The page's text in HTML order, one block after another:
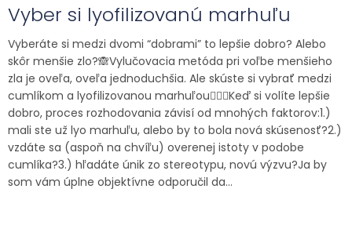
Vyber si lyofilizovanú marhuľu
Vyberáte si medzi dvomi “dobrami” to lepšie dobro? Alebo
skôr menšie zlo?🙈Vylučovacia metóda pri voľbe menšieho
zla je oveľa, oveľa jednoduchšia. Ale skúste si vybrať medzi
cumlíkom a lyofilizovanou marhuľou🤷🏻‍♂️Keď si volíte lepšie
dobro, proces rozhodovania závisí od mnohých faktorov:1.)
mali ste už lyo marhuľu, alebo by to bola nová skúsenosť?2.)
vzdáte sa (aspoň na chvíľu) overenej istoty v podobe
cumlíka?3.) hľadáte únik zo stereotypu, novú výzvu?Ja by
som vám úplne objektívne odporučil da...